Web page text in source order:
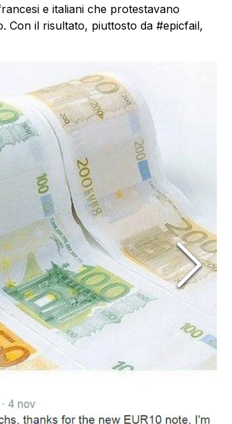
e italiani che protestavano
Con il risultato, piuttosto da #epicfail,